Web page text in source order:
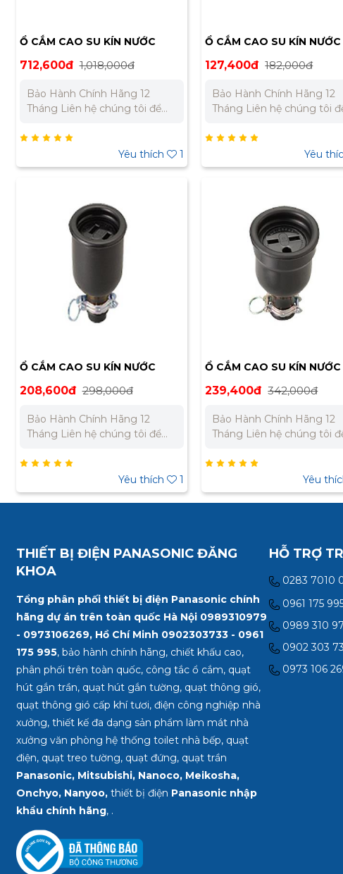
Ổ CẮM CAO SU KÍN NƯỚC
MEIKOSHA MC2623-N
712,600đ 1,018,000đ
Bảo Hành Chính Hãng 12
Tháng Liên hệ chúng tôi để
án. Miền Bắc : 0989 310 979 –
0902 303 733 – 0945 332 980
Yêu thích 1
Ổ CẮM CAO SU KÍN NƯỚC
MEIKOSHA MC2608
127,400đ 182,000đ
Bảo Hành Chính Hãng 12
Tháng Liên hệ chúng tôi để
án. Miền Bắc : 0989 310 979 –
0902 303 733 – 0945 332
Yêu
Ổ CẮM CAO SU KÍN NƯỚC
MEIKOSHA ME2625
208,600đ 298,000đ
Bảo Hành Chính Hãng 12
Tháng Liên hệ chúng tôi để
án. Miền Bắc : 0989 310 979 –
0902 303 733 – 0945 332 980
Yêu thích 1
Ổ CẮM CAO SU KÍN NƯỚC
MEIKOSHA ME2628-N
239,400đ 342,000đ
Bảo Hành Chính Hãng 12
Tháng Liên hệ chúng tôi để
án. Miền Bắc : 0989 310 979 –
0902 303 733 – 0945 332
Yêu
THIẾT BỊ ĐIỆN PANASONIC ĐĂNG
KHOA
Tổng phân phối thiết bị điện Panasonic chính
hãng dự án trên toàn quốc Hà Nội 0989310979
- 0973106269, Hồ Chí Minh 0902303733 - 0961
175 995, bảo hành chính hãng, chiết khấu cao,
phân phối trên toàn quốc, công tắc ổ cắm, quạt
hút gắn trần, quạt hút gắn tường, quạt thông gió,
quạt thông gió cấp khí tươi, điện công nghiệp nhà
xưởng, thiết kế đa dạng sản phẩm làm mát nhà
xưởng văn phòng hệ thống toilet nhà bếp, quạt
điện, quạt treo tường, quạt đứng, quạt trần
Panasonic, Mitsubishi, Nanoco, Meikosha,
Onchyo, Nanyoo,thiết bị điện Panasonic nhập
khẩu chính hãng, .
HỖ TRỢ
0283 7010
0961 175
0989 310
0902 303
0973 106